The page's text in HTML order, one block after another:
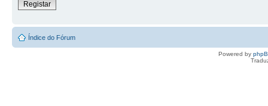
Registar
Índice do Fórum
Powered by